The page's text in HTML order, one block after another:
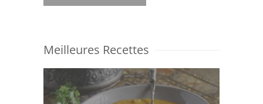
Meilleures Recettes